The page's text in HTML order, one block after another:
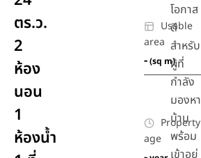
ตร.ว.
2
ห้อง
นอน
1
ห้องน้ำ
Usable
area
-(sq m)
Property
age
โอกาส
ดี
สำหรับ
ผู้ที่
กำลัง
มองหา
บ้าน
พร้อม
เข้าอยู่